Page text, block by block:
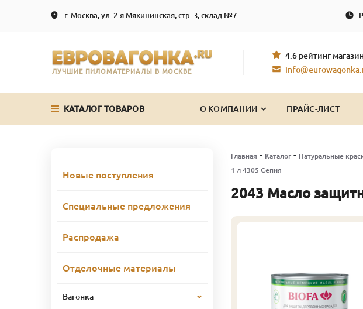
г. Москва, ул. 2-я Мякининская, стр. 3, склад №7
ЛУЧШИЕ ПИЛОМАТЕРИАЛЫ В МОСКВЕ
4.6 рейтинг
КАТАЛОГ ТОВАРОВ О КОМПАНИИ ПРАЙС-ЛИСТ
Главная - Каталог- Натуральные
1 л 4305 Сепия
2043 Масло
Новые поступления
Специальные предложения
Распродажа
Отделочные материалы
Вагонка